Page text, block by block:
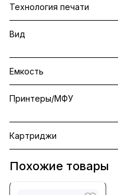
Технология печати
Вид
Емкость
Принтеры/МФУ
Картриджи
Похожие товары